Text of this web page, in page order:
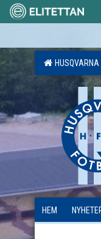
HUSQVARNA
HEM